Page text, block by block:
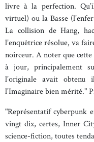
livre à la perfection.
virtuel) ou la Basse
La collision de Hang,
l’enquêtrice résolue, va
noirceur. A noter que cette
à jour, principalement
l’originale avait
l’Imaginaire bien mérité."
"Représentatif cyberpunk
vingt dix, certes, Inner
science-fiction, toutes